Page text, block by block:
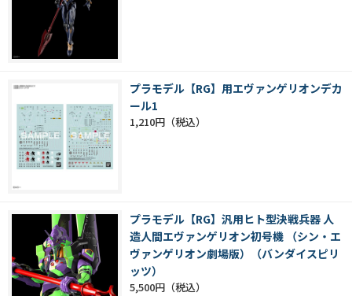
プラモデル【RG】用エヴァンゲリオンデカ
ール1
1,210円
プラモデル【RG】汎用ヒト型決戦兵器 人
造人間エヴァンゲリオン初号機 （シン・エ
ヴァンゲリオン劇場版）（バンダイスピリ
ッツ）
5,500円